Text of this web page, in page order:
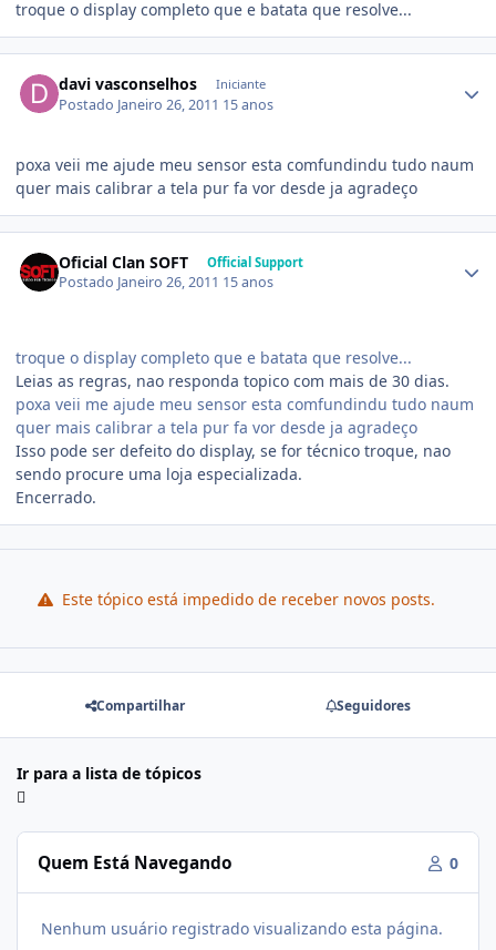
troque o display completo que e batata que resolve...
davi vasconselhos Iniciante
Postado Janeiro 26, 2011 15 anos
poxa veii me ajude meu sensor esta comfundindu tudo naum
quer mais calibrar a tela pur fa vor desde ja agradeço
Oficial Clan SOFT Official Support
Postado Janeiro 26, 2011 15 anos
troque o display completo que e batata que resolve...
Leias as regras, nao responda topico com mais de 30 dias.
poxa veii me ajude meu sensor esta comfundindu tudo naum
quer mais calibrar a tela pur fa vor desde ja agradeço
Isso pode ser defeito do display, se for técnico troque, nao
sendo procure uma loja especializada.
Encerrado.
Este tópico está impedido de receber novos posts.
Compartilhar Seguidores
Ir para a lista de tópicos
Quem Está Navegando 0
Nenhum usuário registrado visualizando esta página.